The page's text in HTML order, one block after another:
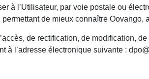
à l’Utilisateur, par voie postale ou
de mieux connaître Oovango,
de rectification, de modification,
à l’adresse électronique suivante :